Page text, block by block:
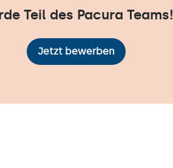
Teil des Pacura Teams!
Jetzt bewerben